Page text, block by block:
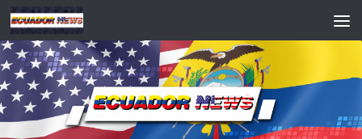
Saltar al contenido